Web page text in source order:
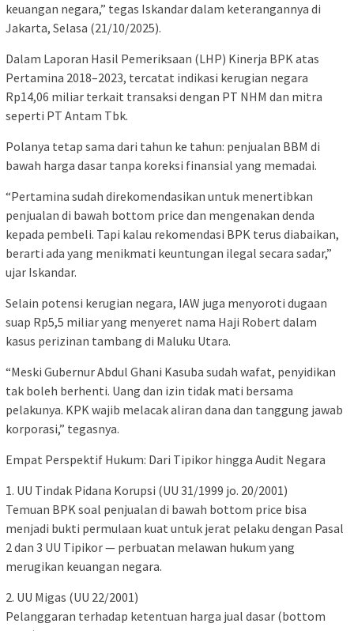
keuangan negara,” tegas Iskandar dalam keterangannya di
Jakarta, Selasa (21/10/2025).
Dalam Laporan Hasil Pemeriksaan (LHP) Kinerja BPK atas
Pertamina 2018–2023, tercatat indikasi kerugian negara
Rp14,06 miliar terkait transaksi dengan PT NHM dan mitra
seperti PT Antam Tbk.
Polanya tetap sama dari tahun ke tahun: penjualan BBM di
bawah harga dasar tanpa koreksi finansial yang memadai.
“Pertamina sudah direkomendasikan untuk menertibkan
penjualan di bawah bottom price dan mengenakan denda
kepada pembeli. Tapi kalau rekomendasi BPK terus diabaikan,
berarti ada yang menikmati keuntungan ilegal secara sadar,”
ujar Iskandar.
Selain potensi kerugian negara, IAW juga menyoroti dugaan
suap Rp5,5 miliar yang menyeret nama Haji Robert dalam
kasus perizinan tambang di Maluku Utara.
“Meski Gubernur Abdul Ghani Kasuba sudah wafat, penyidikan
tak boleh berhenti. Uang dan izin tidak mati bersama
pelakunya. KPK wajib melacak aliran dana dan tanggung jawab
korporasi,” tegasnya.
Empat Perspektif Hukum: Dari Tipikor hingga Audit Negara
1. UU Tindak Pidana Korupsi (UU 31/1999 jo. 20/2001)
Temuan BPK soal penjualan di bawah bottom price bisa
menjadi bukti permulaan kuat untuk jerat pelaku dengan Pasal
2 dan 3 UU Tipikor — perbuatan melawan hukum yang
merugikan keuangan negara.
2. UU Migas (UU 22/2001)
Pelanggaran terhadap ketentuan harga jual dasar (bottom